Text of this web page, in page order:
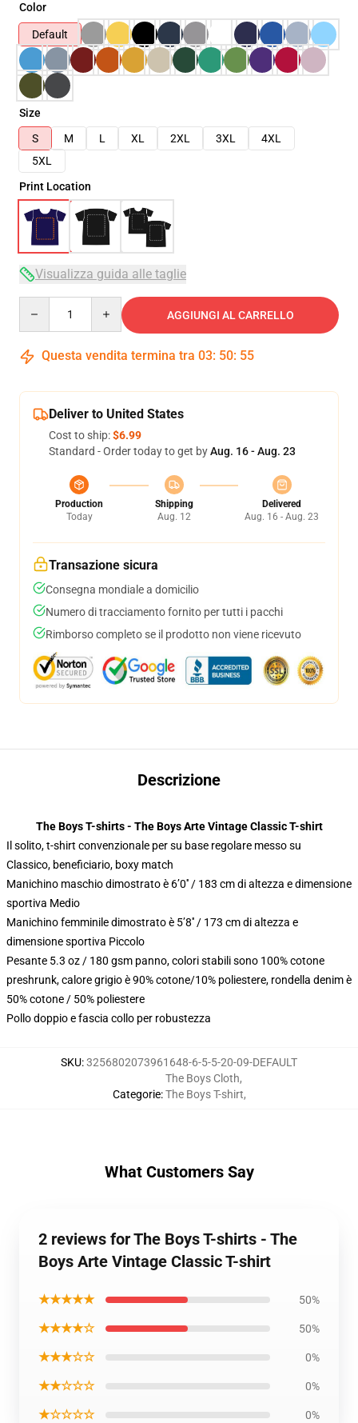
Color
Default
Size
S
M L XL 2XL 3XL
4XL
5XL
Print Location
Visualizza guida alle taglie
AGGIUNGI AL CARRELLO
Questa vendita termina tra 03: 50: 54
Deliver to United States
Cost to ship:$6.99
Standard - Order today to get byAug. 16 - Aug. 23
Production
Today
Shipping
Aug. 12
Delivered
Aug. 16 - Aug. 23
Transazione sicura
Consegna mondiale a domicilio
Numero di tracciamento fornito per tutti i pacchi
Rimborso completo se il prodotto non viene ricevuto
Descrizione
The Boys T-shirts - The Boys Arte Vintage Classic T-shirt
Il solito, t-shirt convenzionale per su base regolare messo su
Classico, beneficiario, boxy match
Manichino maschio dimostrato è 6’0′′ / 183 cm di altezza e dimensione
sportiva Medio
Manichino femminile dimostrato è 5’8′′ / 173 cm di altezza e
dimensione sportiva Piccolo
Pesante 5.3 oz / 180 gsm panno, colori stabili sono 100% cotone
preshrunk, calore grigio è 90% cotone/10% poliestere, rondella denim è
50% cotone / 50% poliestere
Pollo doppio e fascia collo per robustezza
SKU:3256802073961648-6-5-5-20-09-DEFAULT
Categorie:
The Boys Cloth,
The Boys T-shirt,
What Customers Say
2 reviews for The Boys T-shirts - The
Boys Arte Vintage Classic T-shirt
★★★★★ 50%
★★★★☆ 50%
★★★☆☆ 0%
★★☆☆☆ 0%
★☆☆☆☆ 0%